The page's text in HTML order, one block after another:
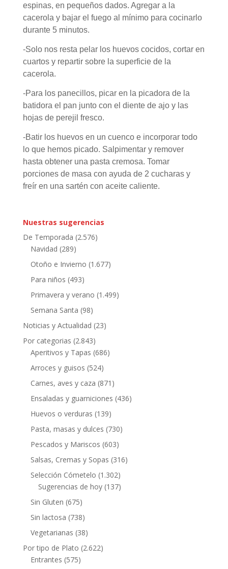
espinas, en pequeños dados. Agregar a la
cacerola y bajar el fuego al mínimo para cocinarlo
durante 5 minutos.
-Solo nos resta pelar los huevos cocidos, cortar en
cuartos y repartir sobre la superficie de la
cacerola.
-Para los panecillos, picar en la picadora de la
batidora el pan junto con el diente de ajo y las
hojas de perejil fresco.
-Batir los huevos en un cuenco e incorporar todo
lo que hemos picado. Salpimentar y remover
hasta obtener una pasta cremosa. Tomar
porciones de masa con ayuda de 2 cucharas y
freír en una sartén con aceite caliente.
Nuestras sugerencias
De Temporada (2.576)
Navidad (289)
Otoño e Invierno (1.677)
Para niños (493)
Primavera y verano (1.499)
Semana Santa (98)
Noticias y Actualidad (23)
Por categorias (2.843)
Aperitivos y Tapas (686)
Arroces y guisos (524)
Carnes, aves y caza (871)
Ensaladas y guarniciones (436)
Huevos o verduras (139)
Pasta, masas y dulces (730)
Pescados y Mariscos (603)
Salsas, Cremas y Sopas (316)
Selección Cómetelo (1.302)
Sugerencias de hoy(137)
Sin Gluten (675)
Sin lactosa (738)
Vegetarianas (38)
Por tipo de Plato (2.622)
Entrantes (575)